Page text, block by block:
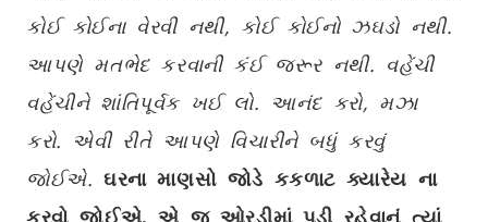
કોઈ કોઈના વેરવી નથી, કોઈ કોઈનો ઝઘડો નથી.
આપણે મતભેદ કરવાની કંઈ જરૂર નથી. વહેંચી
વહેંચીને શાંતિપૂર્વક ખઈ લો. આનંદ કરો, મઝા
કરો. એવી રીતે આપણે વિચારીને બધું કરવું
જોઈએ. ઘરના માણસો જોડે કકળાટ ક્યારેય ના
કરવો જોઈએ. એ જ ઓરડીમાં પડી રહેવાનું ત્યાં